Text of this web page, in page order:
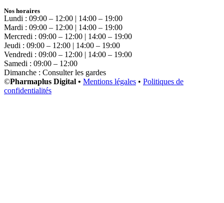
Nos horaires
Lundi : 09:00 – 12:00 | 14:00 – 19:00
Mardi : 09:00 – 12:00 | 14:00 – 19:00
Mercredi : 09:00 – 12:00 | 14:00 – 19:00
Jeudi : 09:00 – 12:00 | 14:00 – 19:00
Vendredi : 09:00 – 12:00 | 14:00 – 19:00
Samedi : 09:00 – 12:00
Dimanche : Consulter les gardes
©Pharmaplus Digital • Mentions légales • Politiques de
confidentialités